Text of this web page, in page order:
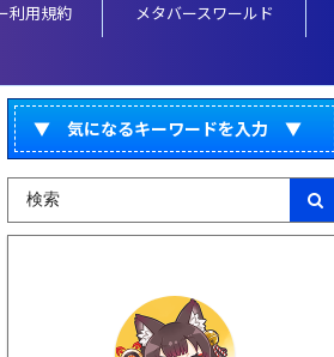
利用規約 メタバースワールド
▼ 気になるキーワードを入力 ▼